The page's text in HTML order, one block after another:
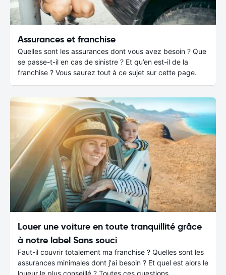
Assurances et franchise
Quelles sont les assurances dont vous avez besoin ? Que
se passe-t-il en cas de sinistre ? Et qu’en est-il de la
franchise ? Vous saurez tout à ce sujet sur cette page.
Louer une voiture en toute tranquillité grâce
à notre label Sans souci
Faut-il couvrir totalement ma franchise ? Quelles sont les
assurances minimales dont j'ai besoin ? Et quel est alors le
loueur le plus conseillé ? Toutes ces questions